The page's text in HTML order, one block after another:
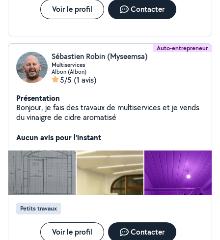
Voir le profil Contacter
Auto-entrepreneur
Sébastien Robin (Myseemsa)
Multiservices
Albon (Albon)
5/5 (1 avis)
Présentation
Bonjour, je fais des travaux de multiservices et je vends
du vinaigre de cidre aromatisé
Aucun avis pour l'instant
Petits travaux
Voir le profil Contacter